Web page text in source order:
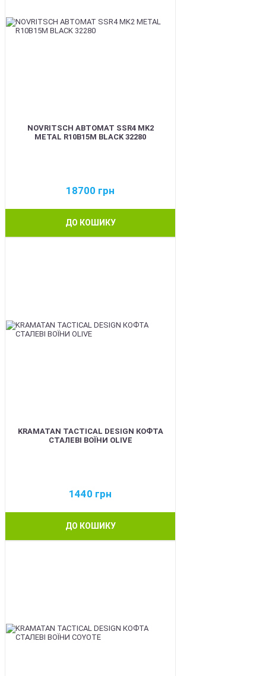
NOVRITSCH АВТОМАТ SSR4 MK2
METAL R10B15M BLACK 32280
18700 грн
ДО КОШИКУ
KRAMATAN TACTICAL DESIGN КОФТА
СТАЛЕВІ ВОЇНИ OLIVE
1440 грн
ДО КОШИКУ